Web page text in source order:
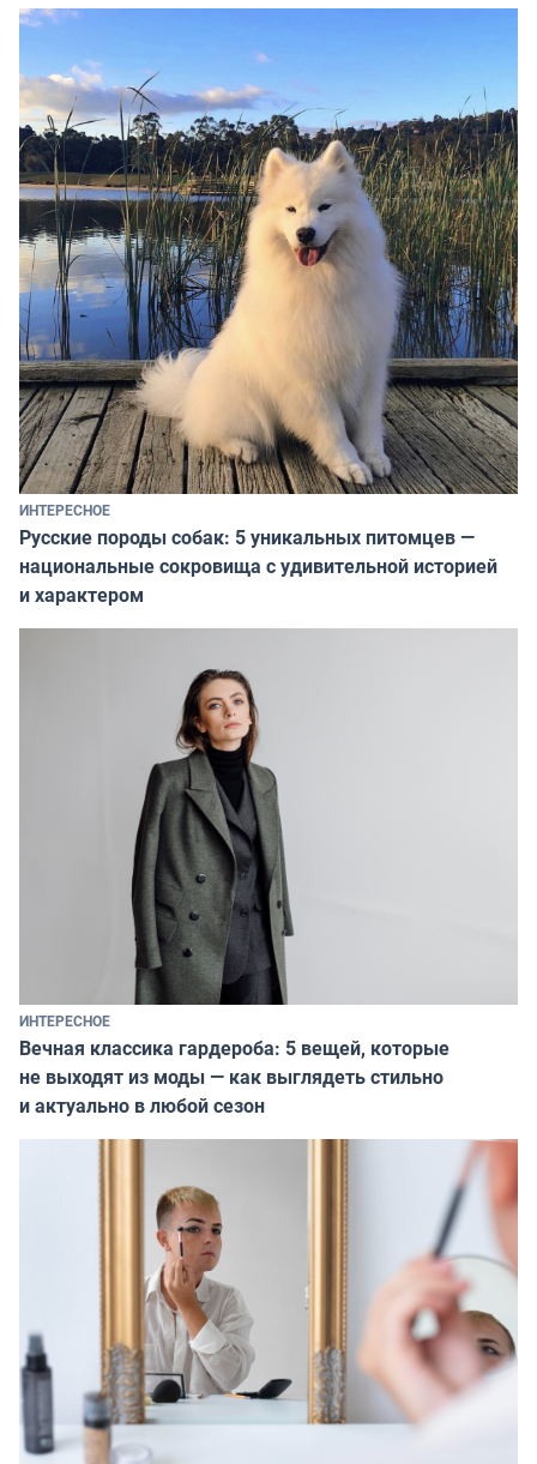
ИНТЕРЕСНОЕ
Русские породы собак: 5 уникальных питомцев —
национальные сокровища с удивительной историей
и характером
ИНТЕРЕСНОЕ
Вечная классика гардероба: 5 вещей, которые
не выходят из моды — как выглядеть стильно
и актуально в любой сезон